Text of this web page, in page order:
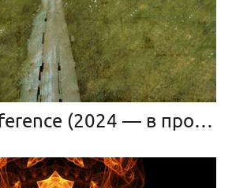
Screen Interference (2024 — в прогрессе)